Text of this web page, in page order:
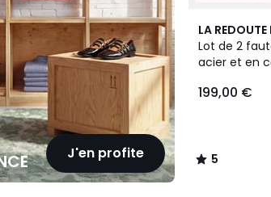
J'en profite
LA REDOUTE
Lot de 2
acier et en
199,00 €
5
/
5
5
/